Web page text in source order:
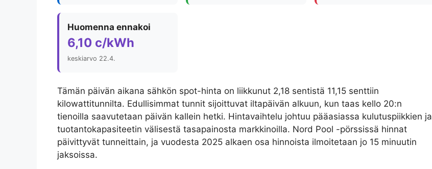
Huomenna ennakoi
6,10 c/kWh
keskiarvo 22.4.
Tämän päivän aikana sähkön spot-hinta on liikkunut 2,18 sentistä 11,15 senttiin
kilowattitunnilta. Edullisimmat tunnit sijoittuvat iltapäivän alkuun, kun taas kello 20:n
tienoilla saavutetaan päivän kallein hetki. Hintavaihtelu johtuu pääasiassa kulutuspiikkien ja
tuotantokapasiteetin välisestä tasapainosta markkinoilla. Nord Pool -pörssissä hinnat
päivittyvät tunneittain, ja vuodesta 2025 alkaen osa hinnoista ilmoitetaan jo 15 minuutin
jaksoissa.